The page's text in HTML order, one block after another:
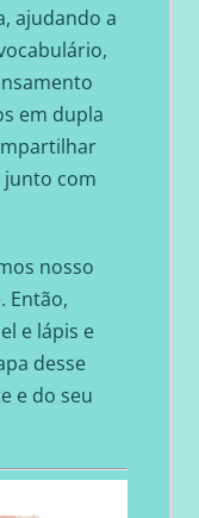
ajudando a
em dupla
com
nosso
Então,
e lápis e
desse
e do seu